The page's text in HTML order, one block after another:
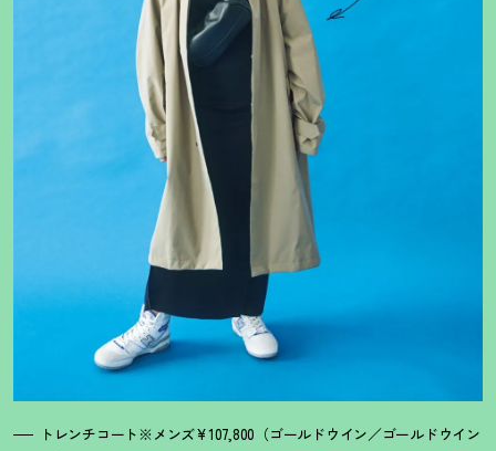
トレンチコート※メンズ¥107,800（ゴールドウイン／ゴールドウイン